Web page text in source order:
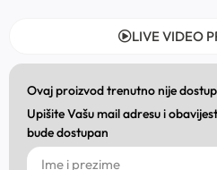
LIVE VIDEO
Ovaj proizvod trenutno nije
Upišite Vašu mail adresu i
bude dostupan